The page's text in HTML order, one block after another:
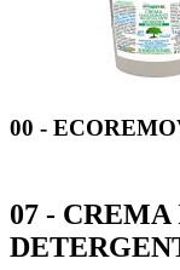
00 -
07 -